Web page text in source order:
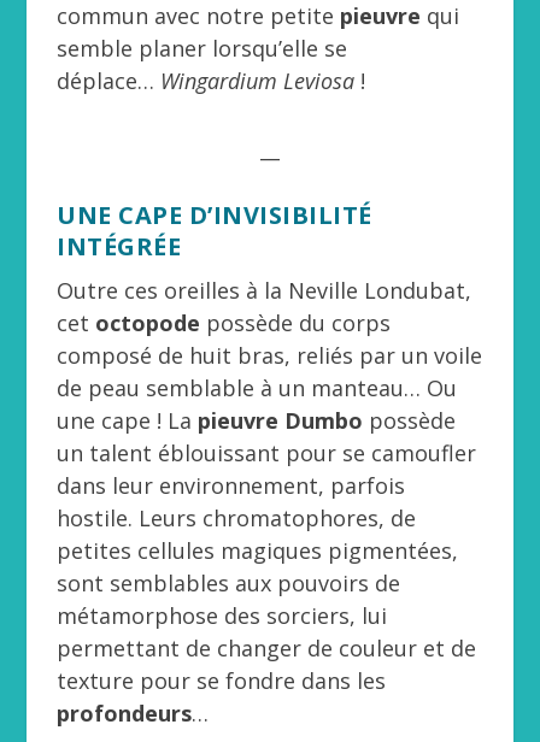
commun avec notre petite pieuvre qui
semble planer lorsqu’elle se
déplace… Wingardium Leviosa !
UNE CAPE D’INVISIBILITÉ
INTÉGRÉE
Outre ces oreilles à la Neville Londubat,
cet octopode possède du corps
composé de huit bras, reliés par un voile
de peau semblable à un manteau… Ou
une cape ! La pieuvre Dumbo possède
un talent éblouissant pour se camoufler
dans leur environnement, parfois
hostile. Leurs chromatophores, de
petites cellules magiques pigmentées,
sont semblables aux pouvoirs de
métamorphose des sorciers, lui
permettant de changer de couleur et de
texture pour se fondre dans les
profondeurs…